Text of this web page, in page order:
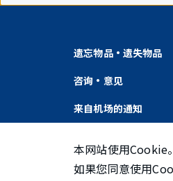
遗忘物品・遗失物品
咨询・意见
来自机场的通知
本网站使用Cookie。
如果您同意使用